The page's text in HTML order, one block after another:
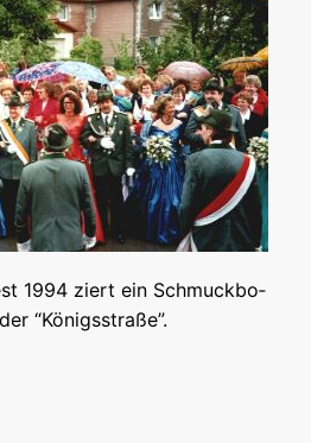
1994 ziert ein Schmuck­bo­
“Königs­stra­ße”.